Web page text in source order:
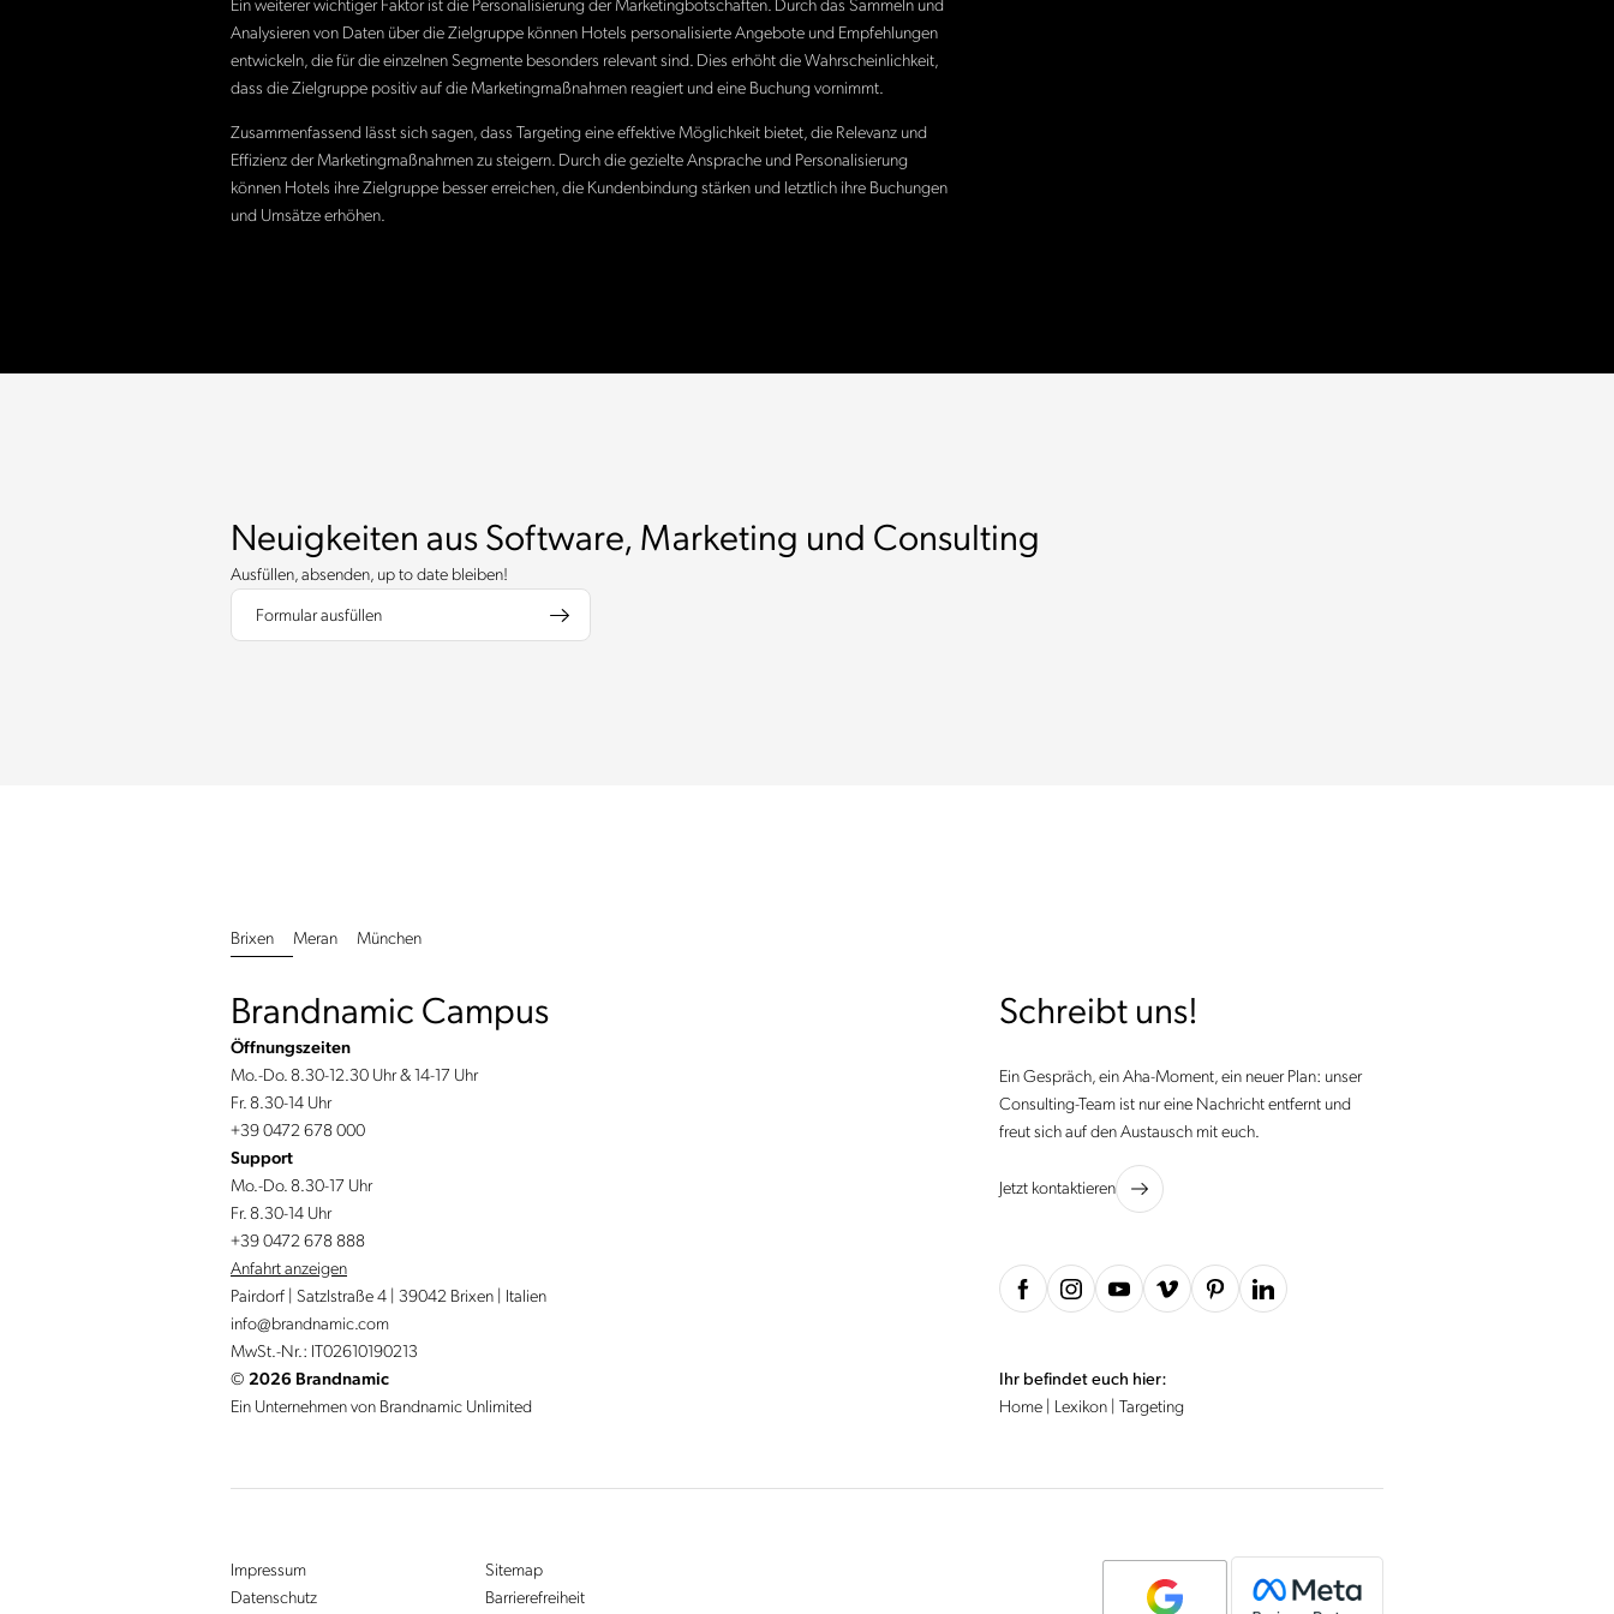
Ein weiterer wichtiger Faktor ist die Personalisierung der Marketingbotschaften. Durch das Sammeln und
Analysieren von Daten über die Zielgruppe können Hotels personalisierte Angebote und Empfehlungen
entwickeln, die für die einzelnen Segmente besonders relevant sind. Dies erhöht die Wahrscheinlichkeit,
dass die Zielgruppe positiv auf die Marketingmaßnahmen reagiert und eine Buchung vornimmt.
Zusammenfassend lässt sich sagen, dass Targeting eine effektive Möglichkeit bietet, die Relevanz und
Effizienz der Marketingmaßnahmen zu steigern. Durch die gezielte Ansprache und Personalisierung
können Hotels ihre Zielgruppe besser erreichen, die Kundenbindung stärken und letztlich ihre Buchungen
und Umsätze erhöhen.
Neuigkeiten aus Software, Marketing und Consulting
Ausfüllen, absenden, up to date bleiben!
Formular ausfüllen
Brixen Meran München
Brandnamic Campus
Öffnungszeiten
Mo.-Do. 8.30-12.30 Uhr & 14-17 Uhr
Fr. 8.30-14 Uhr
+39 0472 678 000
Support
Mo.-Do. 8.30-17 Uhr
Fr. 8.30-14 Uhr
+39 0472 678 888
Anfahrt anzeigen
Pairdorf | Satzlstraße 4 | 39042 Brixen | Italien
info@brandnamic.com
MwSt.-Nr.: IT02610190213
© 2026 Brandnamic
Ein Unternehmen von Brandnamic Unlimited
Schreibt uns!
Ein Gespräch, ein Aha-Moment, ein neuer Plan: unser
Consulting-Team ist nur eine Nachricht entfernt und
freut sich auf den Austausch mit euch.
Jetzt kontaktieren
Ihr befindet euch hier:
Home
Lexikon Targeting
Impressum
Datenschutz
Sitemap
Barrierefreiheit